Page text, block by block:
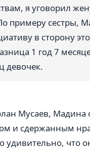
я уговорил
примеру сестры,
в сторону
1 год 7
девочек.
Мусаев, Мадина
и сдержанным
удивительно, что